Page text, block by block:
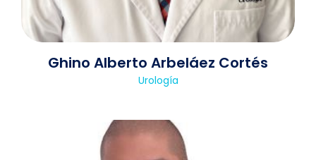
Ghino Alberto Arbeláez Cortés
Urología